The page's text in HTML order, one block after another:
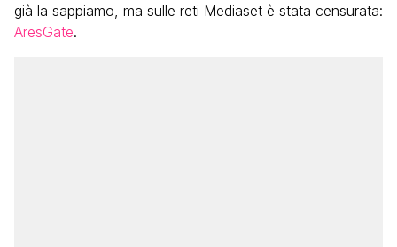
già la sappiamo, ma sulle reti Mediaset è stata censurata:
AresGate.